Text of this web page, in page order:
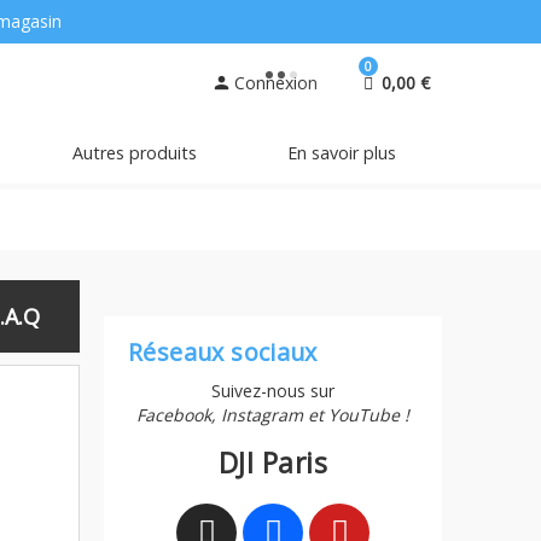
person Connexion
0
0,00 €
Autres produits En savoir plus
Réseaux sociaux
Suivez-nous sur
Facebook, Instagram et YouTube !
DJI Paris